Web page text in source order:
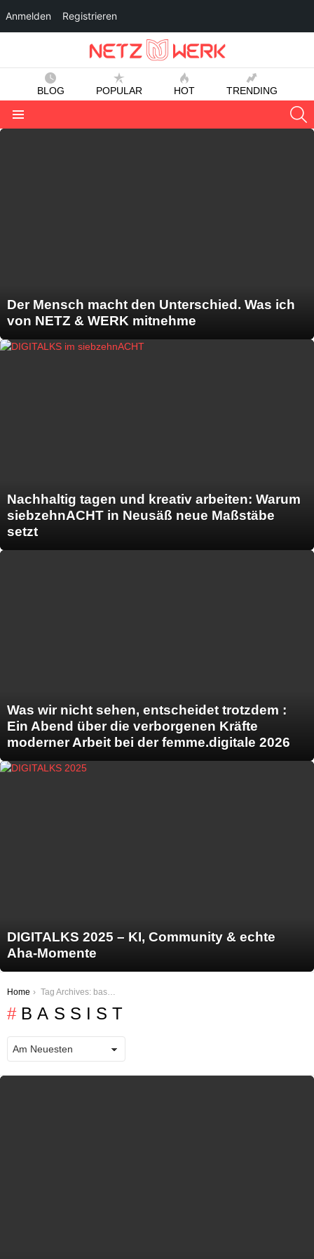
BLOG POPULAR HOT TRENDING
Der Mensch macht den Unterschied. Was ich
von NETZ & WERK mitnehme
Nachhaltig tagen und kreativ arbeiten: Warum
siebzehnACHT in Neusäß neue Maßstäbe
setzt
Was wir nicht sehen, entscheidet trotzdem :
Ein Abend über die verborgenen Kräfte
moderner Arbeit bei der femme.digitale 2026
DIGITALKS 2025 – KI, Community & echte
Aha-Momente
You are here:
Home Tag Archives: bassist
BASSIST
Anmelden Registrieren